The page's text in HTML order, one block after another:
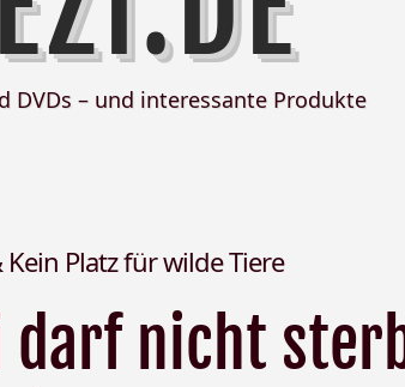
DVDs – und interessante Produkte
Platz für wilde Tiere
darf nicht